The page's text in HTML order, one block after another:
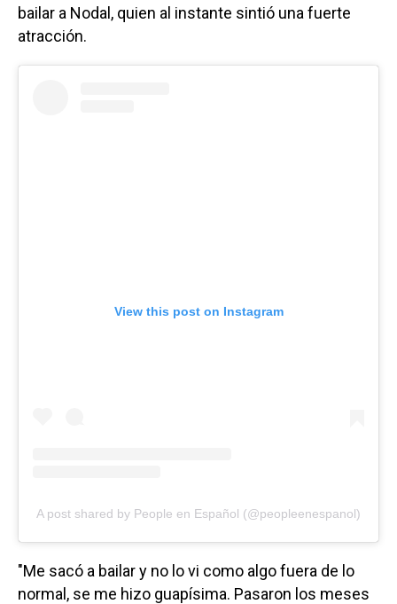
bailar a Nodal, quien al instante sintió una fuerte
atracción.
View this post on Instagram
A post shared by People en Español (@peopleenespanol)
"Me sacó a bailar y no lo vi como algo fuera de lo
normal, se me hizo guapísima. Pasaron los meses